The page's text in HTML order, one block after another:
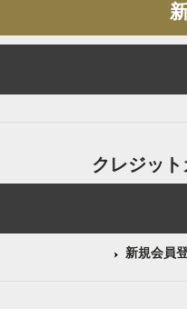
クレジッ
新規会員